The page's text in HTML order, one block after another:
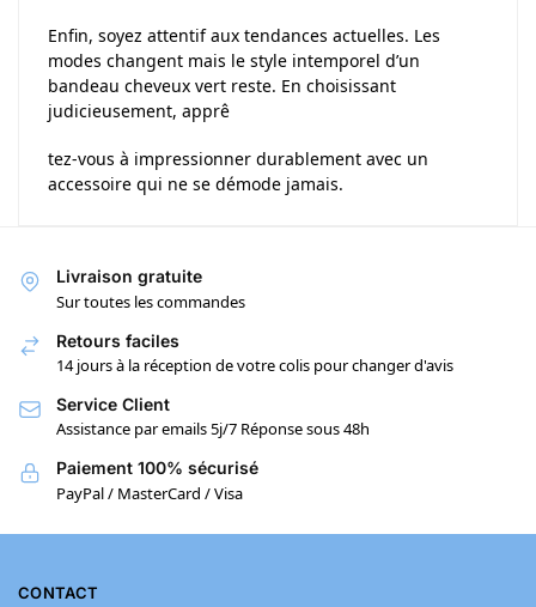
Enfin, soyez attentif aux tendances actuelles. Les
modes changent mais le style intemporel d’un
bandeau cheveux vert reste. En choisissant
judicieusement, apprê
tez-vous à impressionner durablement avec un
accessoire qui ne se démode jamais.
Livraison gratuite
Sur toutes les commandes
Retours faciles
14 jours à la réception de votre colis pour changer d'avis
Service Client
Assistance par emails 5j/7 Réponse sous 48h
Paiement 100% sécurisé
PayPal / MasterCard / Visa
CONTACT